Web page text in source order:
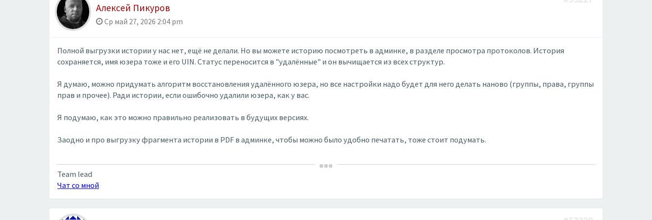
Алексей Пикуров
Ср май 27, 2026 2:04 pm
Полной выгрузки истории у нас нет, ещё не делали. Но вы можете историю посмотреть в админке, в разделе просмотра протоколов. История
сохраняется, имя юзера тоже и его UIN. Статус переносится в "удалённые" и он вычищается из всех структур.
Я думаю, можно придумать алгоритм восстановления удалённого юзера, но все настройки надо будет для него делать наново (группы, права, группы
прав и прочее). Ради истории, если ошибочно удалили юзера, как у вас.
Я подумаю, как это можно правильно реализовать в будущих версиях.
Заодно и про выгрузку фрагмента истории в PDF в админке, чтобы можно было удобно печатать, тоже стоит подумать.
Team lead
Чат со мной